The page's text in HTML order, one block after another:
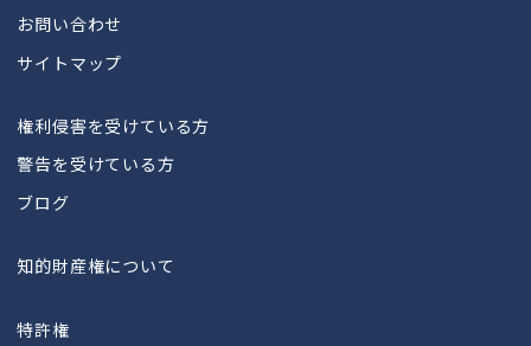
お問い合わせ
サイトマップ
権利侵害を受けている方
警告を受けている方
ブログ
知的財産権について
特許権